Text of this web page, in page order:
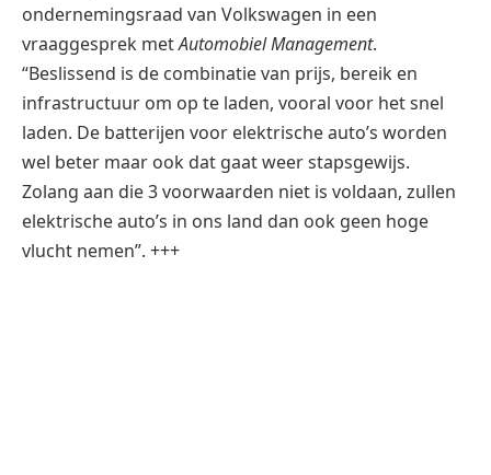
ondernemingsraad van Volkswagen in een
vraaggesprek metAutomobiel Management.
“Beslissend is de combinatie van prijs, bereik en
infrastructuur om op te laden, vooral voor het snel
laden. De batterijen voor elektrische auto’s worden
wel beter maar ook dat gaat weer stapsgewijs.
Zolang aan die 3 voorwaarden niet is voldaan, zullen
elektrische auto’s in ons land dan ook geen hoge
vlucht nemen”. +++